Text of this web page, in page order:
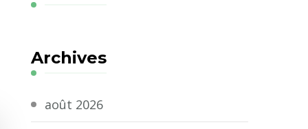
Archives
août 2026